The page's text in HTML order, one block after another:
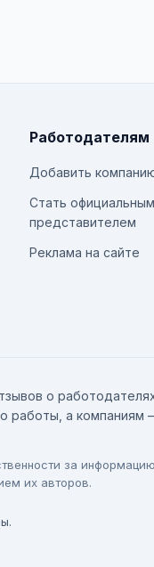
Работодателям
Добавить
Стать официальным
представителем
Реклама на сайте
о
работы, а компаниям
за
их авторов.